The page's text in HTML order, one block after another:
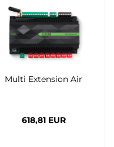
Multi Extension Air
618,81 EUR